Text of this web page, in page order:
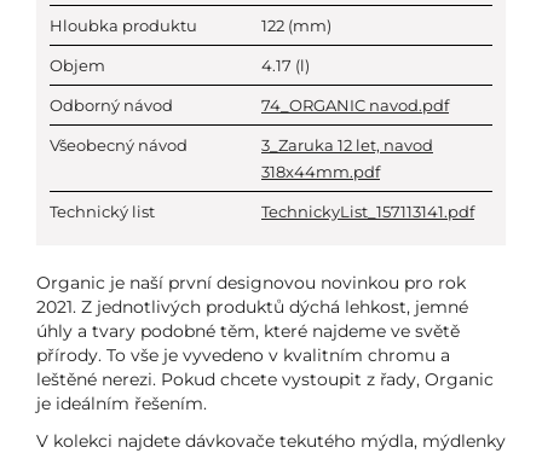
Hloubka produktu 122 (mm)
Objem 4.17 (l)
Odborný návod 74_ORGANIC navod.pdf
Všeobecný návod
3_Zaruka 12 let, navod
318x44mm.pdf
Technický list TechnickyList_157113141.pdf
Organic je naší první designovou novinkou pro rok
2021. Z jednotlivých produktů dýchá lehkost, jemné
úhly a tvary podobné těm, které najdeme ve světě
přírody. To vše je vyvedeno v kvalitním chromu a
leštěné nerezi. Pokud chcete vystoupit z řady, Organic
je ideálním řešením.
V kolekci najdete dávkovače tekutého mýdla, mýdlenky